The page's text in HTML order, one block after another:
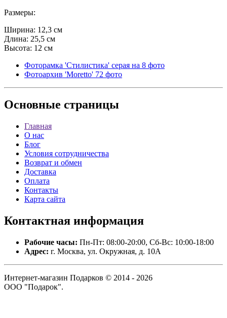
Размеры:
Ширина: 12,3 см
Длина: 25,5 см
Высота: 12 см
Фоторамка 'Стилистика' серая на 8 фото
Фотоархив 'Moretto' 72 фото
Основные страницы
Главная
О нас
Блог
Условия сотрудничества
Возврат и обмен
Доставка
Оплата
Контакты
Карта сайта
Контактная информация
Рабочие часы: Пн-Пт: 08:00-20:00, Сб-Вс: 10:00-18:00
Адрес: г. Москва, ул. Окружная, д. 10А
Интернет-магазин Подарков © 2014 - 2026
ООО "Подарок".